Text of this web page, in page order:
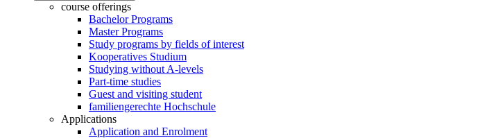
course offerings
Bachelor Programs
Master Programs
Study programs by fields of interest
Kooperatives Studium
Studying without A-levels
Part-time studies
Guest and visiting student
familiengerechte Hochschule
Applications
Application and Enrolment